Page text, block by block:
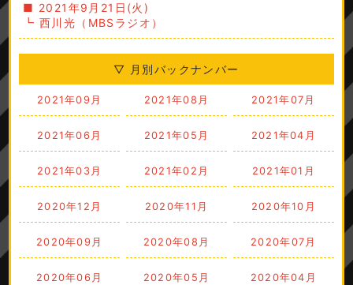
■ 2021年9月21日(火)
┗ 西川光（MBSラジオ）
▽ 月別バックナンバー
2021年09月 2021年08月 2021年07月
2021年06月 2021年05月 2021年04月
2021年03月 2021年02月 2021年01月
2020年12月 2020年11月 2020年10月
2020年09月 2020年08月 2020年07月
2020年06月 2020年05月 2020年04月